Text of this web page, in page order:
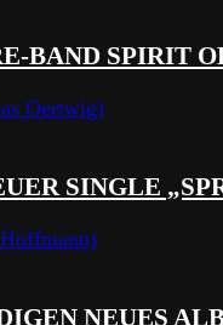
BAND SPIRIT
SINGLE
NEUES